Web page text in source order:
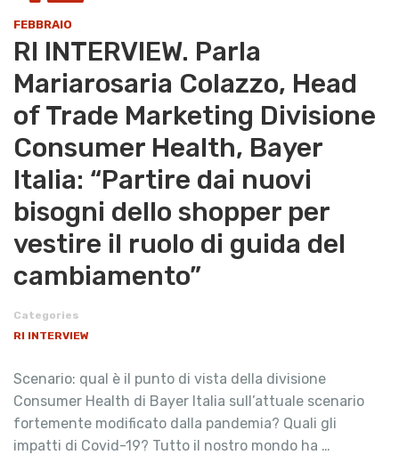
FEBBRAIO
RI INTERVIEW. Parla
Mariarosaria Colazzo, Head
of Trade Marketing Divisione
Consumer Health, Bayer
Italia: “Partire dai nuovi
bisogni dello shopper per
vestire il ruolo di guida del
cambiamento”
Categories
RI INTERVIEW
Scenario: qual è il punto di vista della divisione
Consumer Health di Bayer Italia sull’attuale scenario
fortemente modificato dalla pandemia? Quali gli
impatti di Covid-19? Tutto il nostro mondo ha …